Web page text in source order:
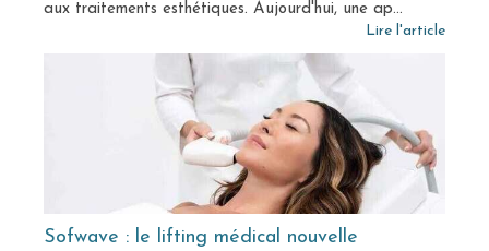
aux traitements esthétiques. Aujourd'hui, une ap...
Lire l'article
Sofwave : le lifting médical nouvelle